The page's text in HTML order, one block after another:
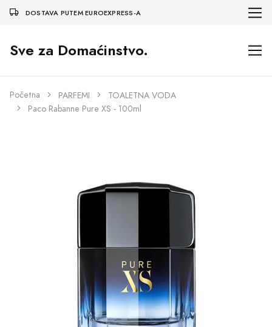
DOSTAVA PUTEM EUROEXPRESS-A
Sve za Domaćinstvo.
Početna PARFEMI
TOALETNA VODA
Paco Rabanne Pure XS - 100ml